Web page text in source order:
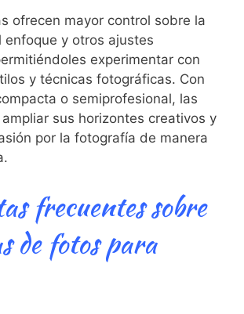
ofrecen mayor control sobre la
enfoque y otros ajustes
experimentar con
y técnicas fotográficas. Con
o semiprofesional, ⁤las
sus horizontes creativos y
‌por la fotografía ⁣de manera
frecuentes sobre
de fotos para